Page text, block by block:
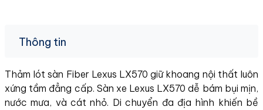
Thông tin
Thảm lót sàn Fiber Lexus LX570 giữ khoang nội thất luôn
xứng tầm đẳng cấp. Sàn xe Lexus LX570 dễ bám bụi mịn,
nước mưa, và cát nhỏ. Di chuyển đa địa hình khiến bề